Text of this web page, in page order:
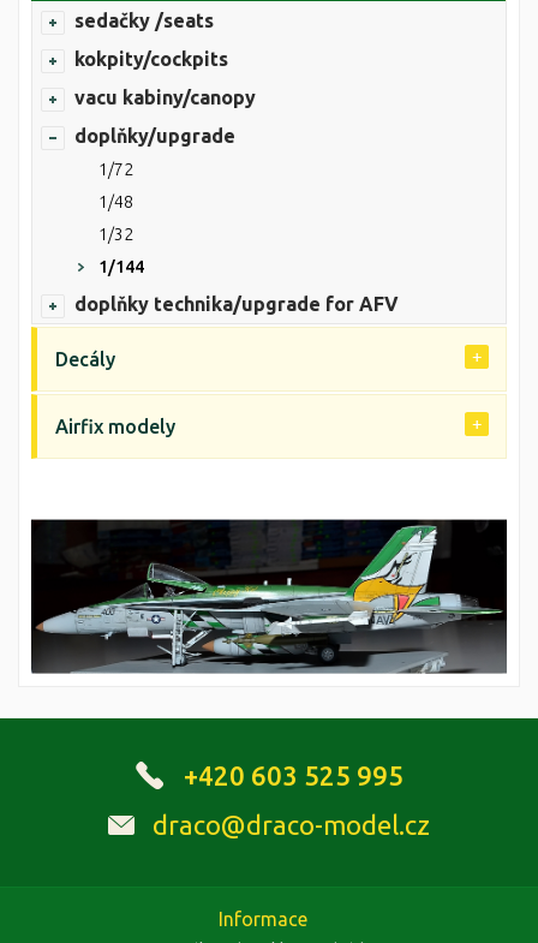
sedačky /seats
kokpity/cockpits
vacu kabiny/canopy
doplňky/upgrade
1/72
1/48
1/32
1/144
doplňky technika/upgrade for AFV
Decály
Airfix modely
+420 603 525 995
draco@draco-model.cz
Informace